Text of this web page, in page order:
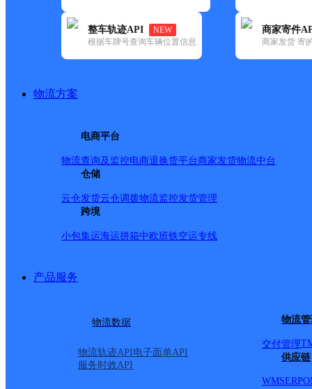
整车轨迹API
NEW
根据车牌号查询车辆位置信息
商家寄件
商家发货 寄
物流方案
电商平台
物流查询及监控电商退换货平台商家发货物流中台
仓储
云仓发货云仓调拨物流监控发货管理
跨境
小包集运海运拼箱中欧班铁空运专线
产品服务
物流数据
物流轨迹API电子面单API
服务时效API
物流
交付管理
供应链
WMSERP
更新时间：2021-12-03 00:00:00
所属快递：邮政国内
所属区域：安徽省-安庆市-岳西县
网点地址：安徽安庆岳西县包家乡包家村白果组
网点负责人：